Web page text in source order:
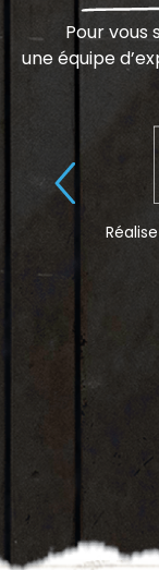
Pour vous
une équipe